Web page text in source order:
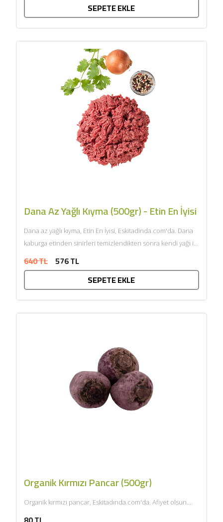
SEPETE EKLE
Dana Az Yağlı Kıyma (500gr) - Etin En İyisi
Dana az yağlı kıyma, Etin En İyisi, Eskitadinda.com'da. Dana
kaburga etinden sinirleri temizlendikten sonra kendi yağı ile
640 TL 576 TL
SEPETE EKLE
Organik Kırmızı Pancar (500gr)
Organik kırmızı pancar, Eskitadında.com'da. Afiyet olsun....